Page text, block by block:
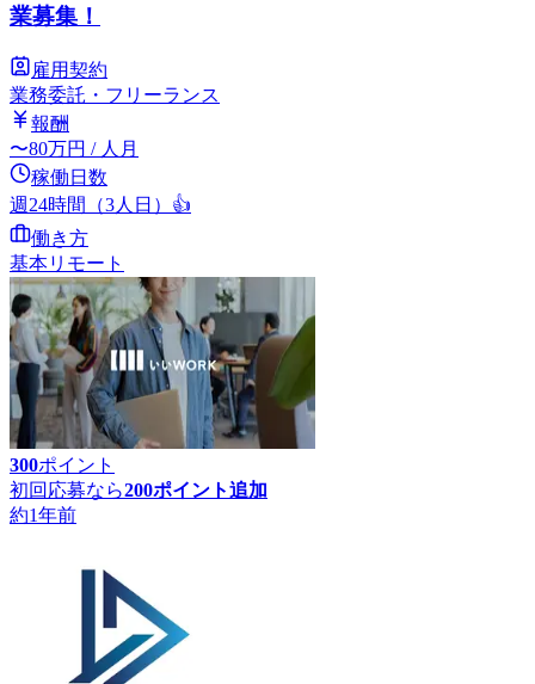
業募集！
雇用契約
業務委託・フリーランス
報酬
〜80万円 / 人月
稼働日数
週24時間（3人日） 👍
働き方
基本リモート
300ポイント
初回応募なら200ポイント追加
約1年前